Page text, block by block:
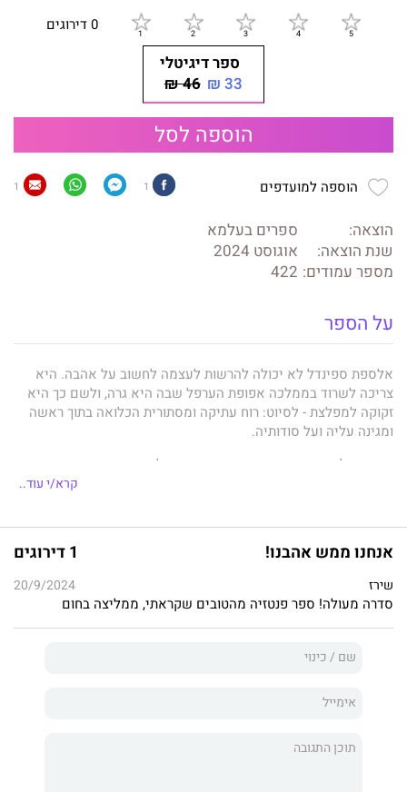
0 דירוגים
ספר דיגיטלי
33 ₪
46 ₪
הוספה לסל
הוספה למועדפים 1
1
הוצאה:
ספרים בעלמא
שנת הוצאה:
אוגוסט 2024
מספר עמודים: 422
על הספר
אלספת ספינדל לא יכולה להרשות לעצמה לחשוב על אהבה. היא
צריכה לשרוד בממלכה אפופת הערפל שבה היא גרה, ולשם כך היא
זקוקה למפלצת - לסיוט: רוח עתיקה ומסתורית הכלואה בתוך ראשה
ומגינה עליה ועל סודותיה.
כאשר אלספת פוגשת את רייבן, חייה מקבלים תפנית חדה. היא
נכנסת אל תוך עולם של צללים ורמייה ומצטרפת למסע מסוכן,
שניתן בלי תמורה, במיוחד קסם. הסיוט הולך ומשתלט עליה, ואולי
היא לא תוכל לעצור אותו.
חלון אחד חשוךהוא הספר הראשון בדואט המלך הרועהשל
גיליג, שכבש את צמרת טבלת רבי־המכר של הניו יורק טיימס והפך
לסנסציית BOOKTOK.
קרא/י עוד..
אנחנו ממש אהבנו! 1 דירוגים
שירז 20/9/2024
סדרה מעולה! ספר פנטזיה מהטובים שקראתי, ממליצה בחום